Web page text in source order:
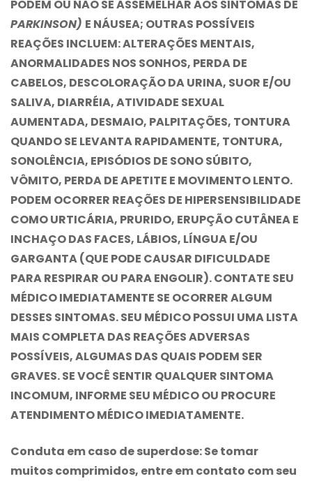
PODEM OU NÃO SE ASSEMELHAR AOS SINTOMAS DE
PARKINSON) E NÁUSEA; OUTRAS POSSÍVEIS
REAÇÕES INCLUEM: ALTERAÇÕES MENTAIS,
ANORMALIDADES NOS SONHOS, PERDA DE
CABELOS, DESCOLORAÇÃO DA URINA, SUOR E/OU
SALIVA, DIARRÉIA, ATIVIDADE SEXUAL
AUMENTADA, DESMAIO, PALPITAÇÕES, TONTURA
QUANDO SE LEVANTA RAPIDAMENTE, TONTURA,
SONOLÊNCIA, EPISÓDIOS DE SONO SÚBITO,
VÔMITO, PERDA DE APETITE E MOVIMENTO LENTO.
PODEM OCORRER REAÇÕES DE HIPERSENSIBILIDADE
COMO URTICÁRIA, PRURIDO, ERUPÇÃO CUTÂNEA E
INCHAÇO DAS FACES, LÁBIOS, LÍNGUA E/OU
GARGANTA (QUE PODE CAUSAR DIFICULDADE
PARA RESPIRAR OU PARA ENGOLIR). CONTATE SEU
MÉDICO IMEDIATAMENTE SE OCORRER ALGUM
DESSES SINTOMAS. SEU MÉDICO POSSUI UMA LISTA
MAIS COMPLETA DAS REAÇÕES ADVERSAS
POSSÍVEIS, ALGUMAS DAS QUAIS PODEM SER
GRAVES. SE VOCÊ SENTIR QUALQUER SINTOMA
INCOMUM, INFORME SEU MÉDICO OU PROCURE
ATENDIMENTO MÉDICO IMEDIATAMENTE.
Conduta em caso de superdose:Se tomar
muitos comprimidos, entre em contato com seu